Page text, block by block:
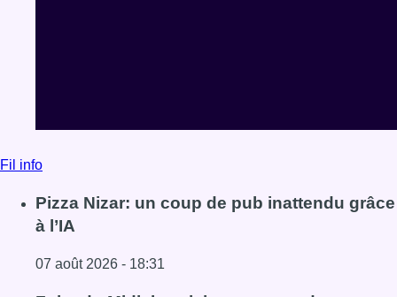
Fil info
Pizza Nizar: un coup de pub inattendu grâce
à l’IA
07 août 2026 - 18:31